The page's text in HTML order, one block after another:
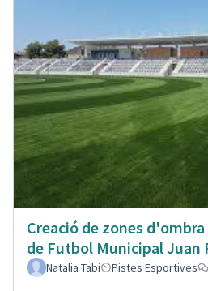
Creació de zones d'ombra
de Futbol Municipal Juan
Natalia Tabi Pistes Esportives